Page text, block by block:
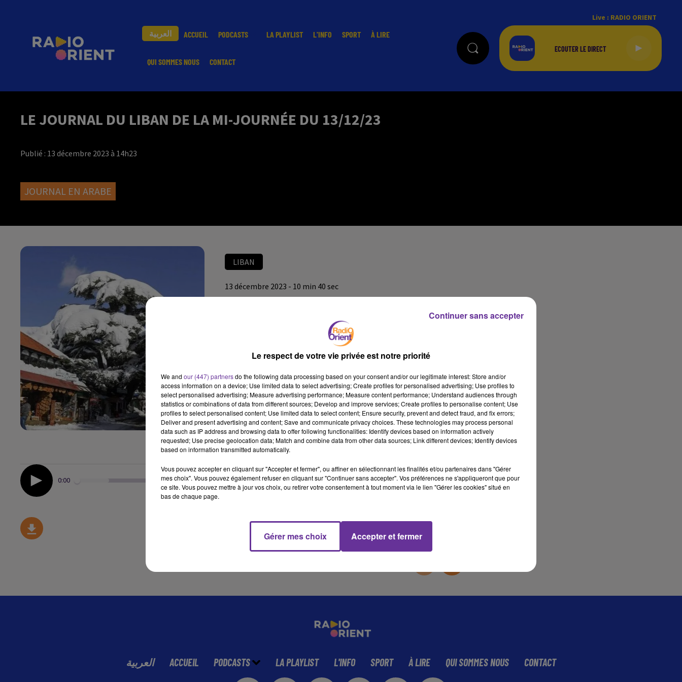
العربية ACCUEIL PODCASTS LA PLAYLIST L'INFO SPORT À LIRE
QUI SOMMES NOUS CONTACT
Live : RADIO ORIENT
LE JOURNAL DU LIBAN DE LA MI-JOURNÉE DU 13/12/23
Publié : 13 décembre 2023 à 14h23
JOURNAL EN ARABE
LIBAN
13 décembre 2023 - 10 min 40 sec
LE JOURNAL DU LIBAN DE LA MI-JOURNÉE DU 13/12/23
0:00 10 min 40 sec
العربية ACCUEIL PODCASTS LA PLAYLIST L'INFO SPORT À LIRE QUI SOMMES NOUS CONTACT
Le respect de votre vie privée est notre priorité
We and our (447) partnersdo the following data processing based on your consent and/or our legitimate interest: Store and/or
access information on a device; Use limited data to select advertising; Create profiles for personalised advertising; Use profiles to
select personalised advertising; Measure advertising performance; Measure content performance; Understand audiences through
statistics or combinations of data from different sources; Develop and improve services; Create profiles to personalise content; Use
profiles to select personalised content; Use limited data to select content; Ensure security, prevent and detect fraud, and fix errors;
Deliver and present advertising and content; Save and communicate privacy choices. These technologies may process personal
data such as IP address and browsing data to offer following functionalities: Identify devices based on information actively
requested; Use precise geolocation data; Match and combine data from other data sources; Link different devices; Identify devices
based on information transmitted automatically.
Vous pouvez accepter en cliquant sur "Accepter et fermer", ou affiner en sélectionnant les finalités et/ou partenaires dans "Gérer
mes choix". Vous pouvez également refuser en cliquant sur "Continuer sans accepter". Vos préférences ne s'appliqueront que pour
ce site. Vous pouvez mettre à jour vos choix, ou retirer votre consentement à tout moment via le lien "Gérer les cookies" situé en
bas de chaque page.
Gérer mes choix Accepter et fermer
Continuer sans accepter